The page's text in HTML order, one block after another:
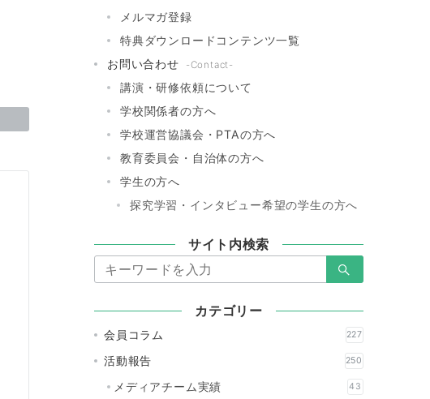
メルマガ登録
特典ダウンロードコンテンツ一覧
お問い合わせ
-Contact-
講演・研修依頼について
学校関係者の方へ
学校運営協議会・PTAの方へ
教育委員会・自治体の方へ
学生の方へ
探究学習・インタビュー希望の学生の方へ
サイト内検索
索：
カテゴリー
会員コラム 227
活動報告 250
メディアチーム実績 43